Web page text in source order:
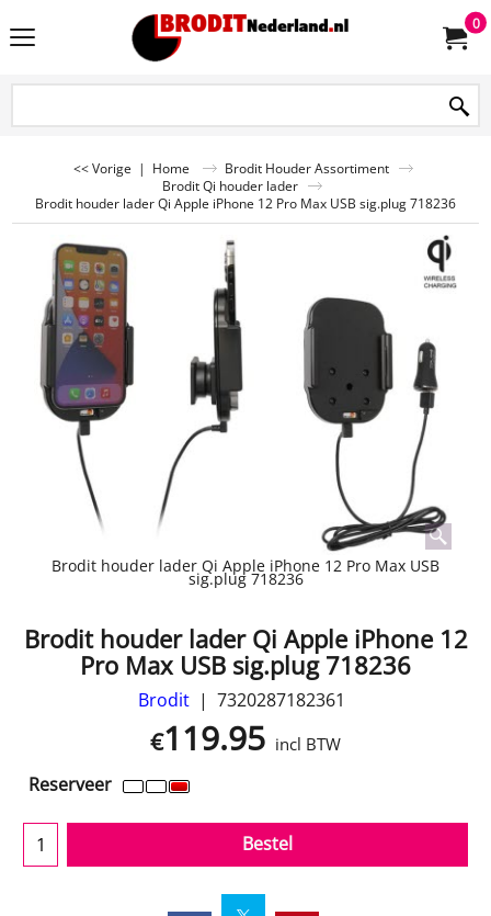
0
<< Vorige | Home
Brodit Houder Assortiment
Brodit Qi houder lader
Brodit houder lader Qi Apple iPhone 12 Pro Max USB sig.plug 718236
Brodit houder lader Qi Apple iPhone 12 Pro Max USB
sig.plug 718236
Brodit houder lader Qi Apple iPhone 12
Pro Max USB sig.plug 718236
Brodit 7320287182361
€119.95 incl BTW
Reserveer
Bestel